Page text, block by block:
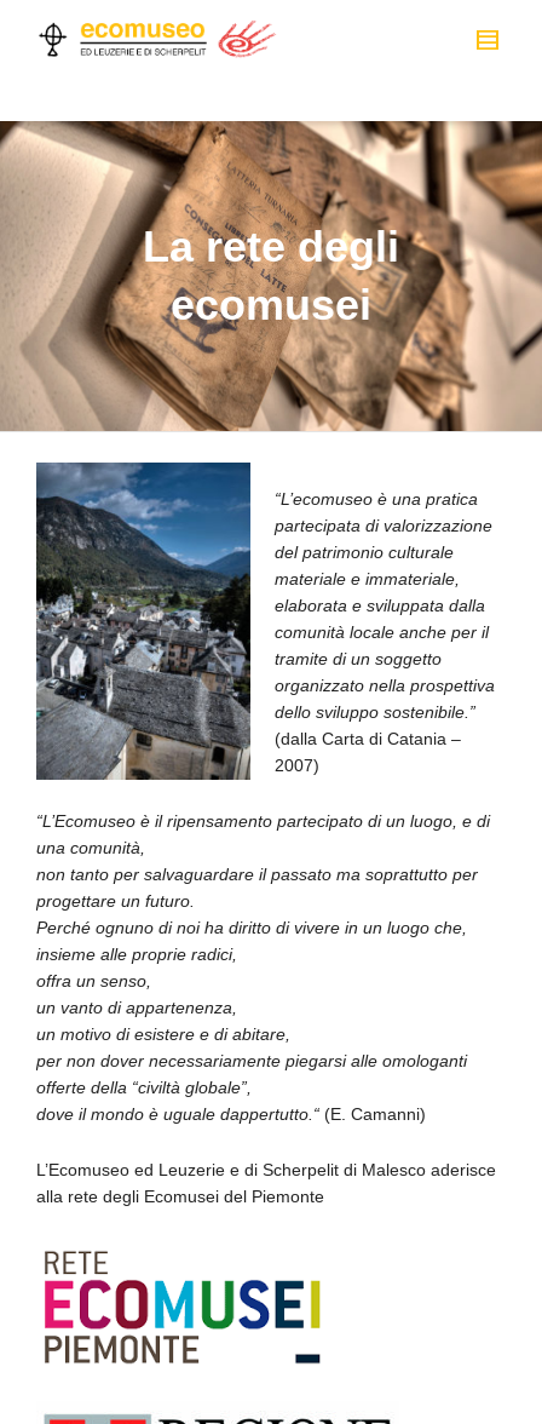
La rete degli
ecomusei
“L’ecomuseo è una pratica
partecipata di valorizzazione
del patrimonio culturale
materiale e immateriale,
elaborata e sviluppata dalla
comunità locale anche per il
tramite di un soggetto
organizzato nella prospettiva
dello sviluppo sostenibile.”
(dalla Carta di Catania –
2007)
“L’Ecomuseo è il ripensamento partecipato di un luogo, e di
una comunità,
non tanto per salvaguardare il passato ma soprattutto per
progettare un futuro.
Perché ognuno di noi ha diritto di vivere in un luogo che,
insieme alle proprie radici,
offra un senso,
un vanto di appartenenza,
un motivo di esistere e di abitare,
per non dover necessariamente piegarsi alle omologanti
offerte della “civiltà globale”,
dove il mondo è uguale dappertutto.“ (E. Camanni)
L’Ecomuseo ed Leuzerie e di Scherpelit di Malesco aderisce
alla rete degli Ecomusei del Piemonte